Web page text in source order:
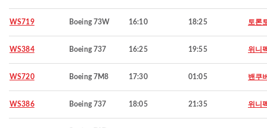
WS719 Boeing 73W 16:10 18:25 토론
WS384 Boeing 737 16:25 19:55 위니
WS720 Boeing 7M8 17:30 01:05 밴쿠
WS386 Boeing 737 18:05 21:35 위니